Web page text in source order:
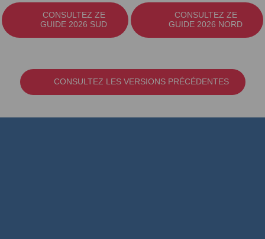
CONSULTEZ ZE
GUIDE 2026 SUD
CONSULTEZ ZE
GUIDE 2026 NORD
CONSULTEZ LES VERSIONS PRÉCÉDENTES